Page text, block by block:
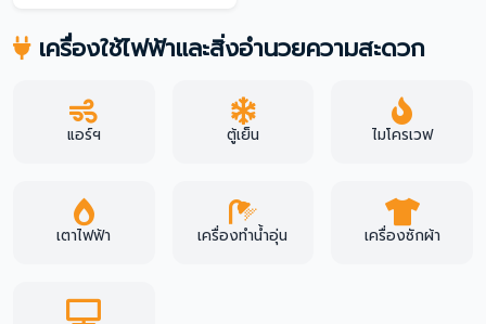
เครื่องใช้ไฟฟ้าและสิ่งอำนวยความสะดวก
แอร์ฯ ตู้เย็น ไมโครเวฟ
เตาไฟฟ้า เครื่องทำน้ำอุ่น เครื่องซักผ้า